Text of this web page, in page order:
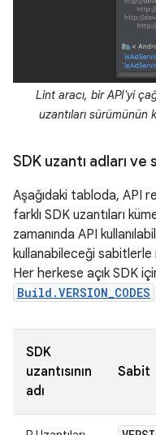
Lint aracı, bir API'yi
uzantıları sürümünün
SDK uzantı adları
Aşağıdaki tabloda, API
farklı SDK uzantıları
zamanında API
kullanabileceği sabitlerle
Her herkese açık SDK
Build.VERSION_CODES
SDK
uzantısının
adı
Sabit